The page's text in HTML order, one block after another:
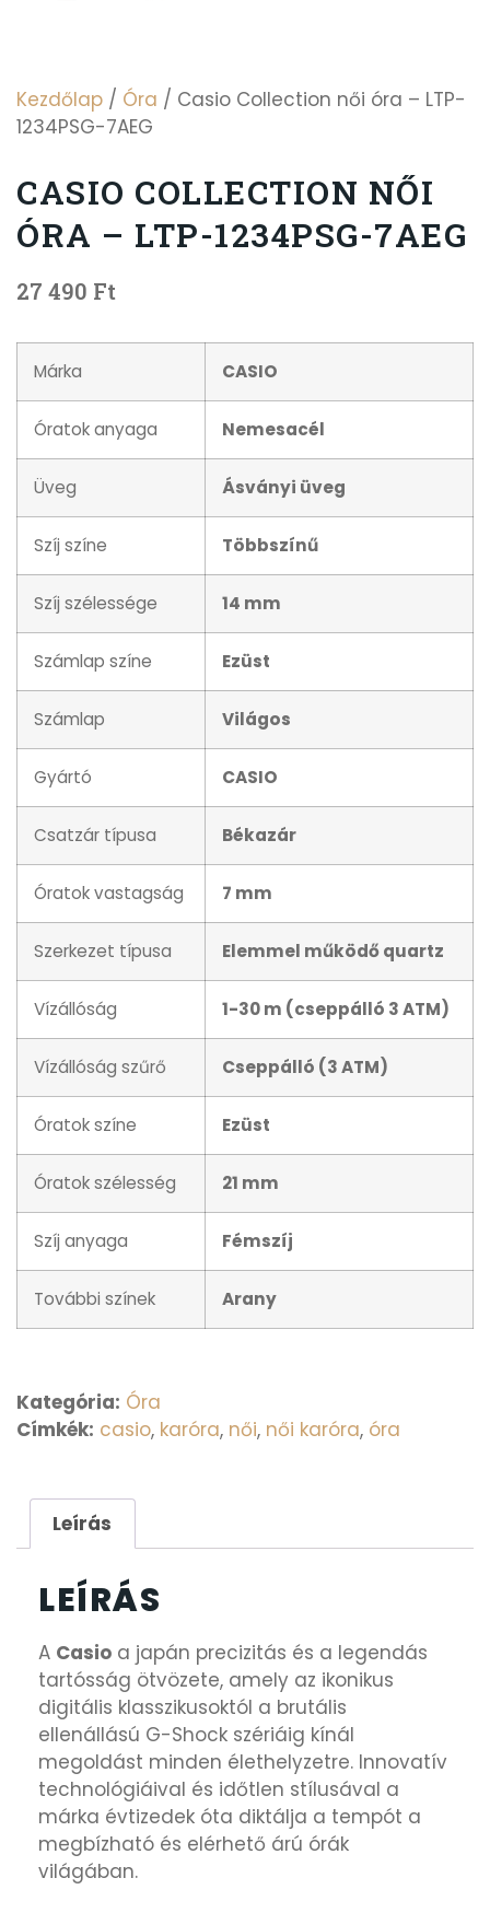
Kezdőlap / Óra / Casio Collection női óra – LTP-
1234PSG-7AEG
CASIO COLLECTION NŐI
ÓRA – LTP-1234PSG-7AEG
27 490 Ft
Márka CASIO
Óratok anyaga Nemesacél
Üveg Ásványi üveg
Szíj színe Többszínű
Szíj szélessége 14 mm
Számlap színe Ezüst
Számlap Világos
Gyártó CASIO
Csatzár típusa Békazár
Óratok vastagság 7 mm
Szerkezet típusa Elemmel működő quartz
Vízállóság 1-30 m (cseppálló 3 ATM)
Vízállóság szűrő Cseppálló (3 ATM)
Óratok színe Ezüst
Óratok szélesség 21 mm
Szíj anyaga Fémszíj
További színek Arany
Kategória: Óra
Címkék: casio, karóra, női, női karóra, óra
Leírás
LEÍRÁS
A Casio a japán precizitás és a legendás
tartósság ötvözete, amely az ikonikus
digitális klasszikusoktól a brutális
ellenállású G-Shock szériáig kínál
megoldást minden élethelyzetre. Innovatív
technológiáival és időtlen stílusával a
márka évtizedek óta diktálja a tempót a
megbízható és elérhető árú órák
világában.